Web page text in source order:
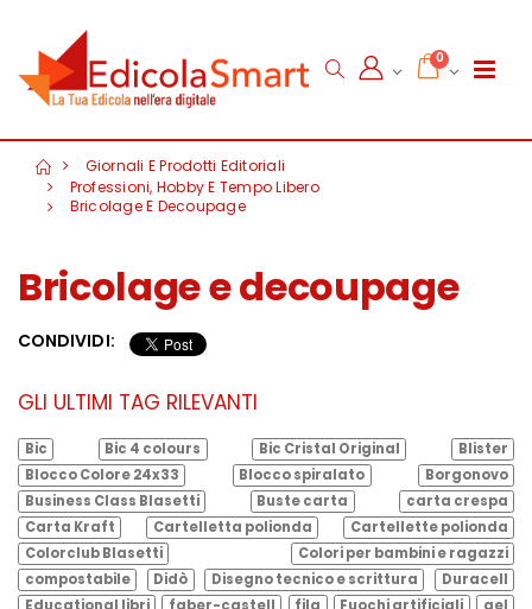
0
Giornali E Prodotti Editoriali
Professioni, Hobby E Tempo Libero
Bricolage E Decoupage
Bricolage e decoupage
CONDIVIDI:
GLI ULTIMI TAG RILEVANTI
Bic Bic 4 colours Bic Cristal Original
Blister
Blocco Colore 24x33
Blocco spiralato
Borgonovo
Business Class Blasetti
Buste carta
carta crespa
Carta Kraft
Cartelletta polionda
Cartellette polionda
Colorclub Blasetti
Colori per bambini e ragazzi
compostabile
Didò Disegno tecnico e scrittura
Duracell